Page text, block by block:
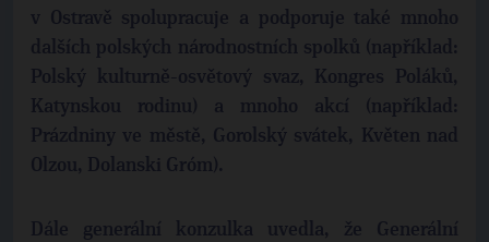
v Ostravě spolupracuje a podporuje také mnoho
dalších polských národnostních spolků (například:
Polský kulturně-osvětový svaz, Kongres Poláků,
Katynskou rodinu) a mnoho akcí (například:
Prázdniny ve městě, Gorolský svátek, Květen nad
Olzou, Dolanski Gróm).
Dále generální konzulka uvedla, že Generální